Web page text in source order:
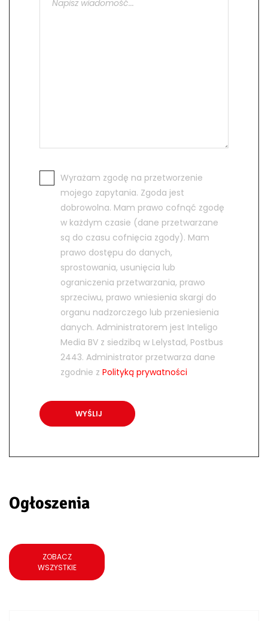
Wyrażam zgodę na przetworzenie
mojego zapytania. Zgoda jest
dobrowolna. Mam prawo cofnąć zgodę
w każdym czasie (dane przetwarzane
są do czasu cofnięcia zgody). Mam
prawo dostępu do danych,
sprostowania, usunięcia lub
ograniczenia przetwarzania, prawo
sprzeciwu, prawo wniesienia skargi do
organu nadzorczego lub przeniesienia
danych. Administratorem jest Inteligo
Media BV z siedzibą w Lelystad, Postbus
2443. Administrator przetwarza dane
zgodnie z Polityką prywatności
Ogłoszenia
ZOBACZ
WSZYSTKIE